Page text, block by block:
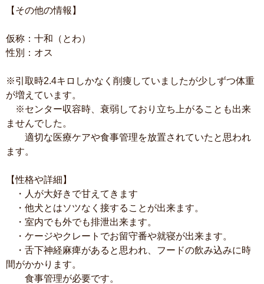
【その他の情報】
仮称：十和（とわ）
性別：オス
※引取時2.4キロしかなく削痩していましたが少しずつ体重
が増えています。
※センター収容時、衰弱しており立ち上がることも出来
ませんでした。
適切な医療ケアや食事管理を放置されていたと思われ
ます。
【性格や詳細】
・人が大好きで甘えてきます
・他犬とはソツなく接することが出来ます。
・室内でも外でも排泄出来ます。
・ケージやクレートでお留守番や就寝が出来ます。
・舌下神経麻痺があると思われ、フードの飲み込みに時
間がかかります。
食事管理が必要です。